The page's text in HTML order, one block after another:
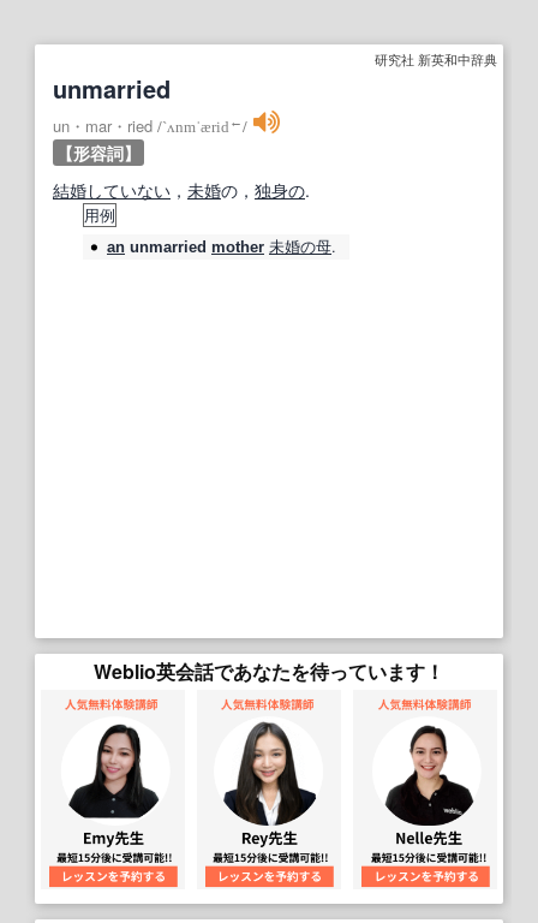
研究社 新英和中辞典
unmarried
un・mar・ried /`ʌnmˈærid ←/
【形容詞】
結婚していない ， 未婚の， 独身の.
用例
an unmarried mother 未婚の母.
Weblio英会話であなたを待っています！